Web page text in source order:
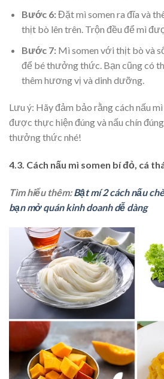
Bước 6:Đặt mì somen ra đĩa và
thịt bò lên trên. Trộn đều để mì
Bước 7: Mì somen với thịt bò và
để bé thưởng thức. Bạn cũng có
thêm hương vị và dinh dưỡng.
Lưu ý: Hãy đảm bảo rằng cách nấu
được thực hiện đúng và nấu chín
thưởng thức nhé!
4.3. Cách nấu mì somen bí đỏ, cá
Tìm hiểu thêm:Bật mí 2 cách nấu
bạn mở quán kinh doanh dễ dàng